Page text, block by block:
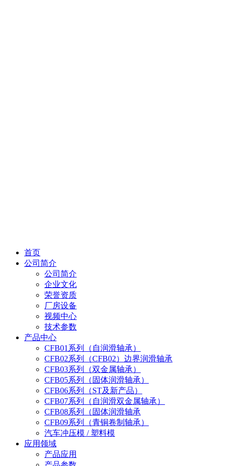
首页
公司简介
公司简介
企业文化
荣誉资质
厂房设备
视频中心
技术参数
产品中心
CFB01系列（自润滑轴承）
CFB02系列（CFB02）边界润滑轴承
CFB03系列（双金属轴承）
CFB05系列（固体润滑轴承）
CFB06系列（ST及新产品）
CFB07系列（自润滑双金属轴承）
CFB08系列（固体润滑轴承
CFB09系列（青铜卷制轴承）
汽车冲压模 / 塑料模
应用领域
产品应用